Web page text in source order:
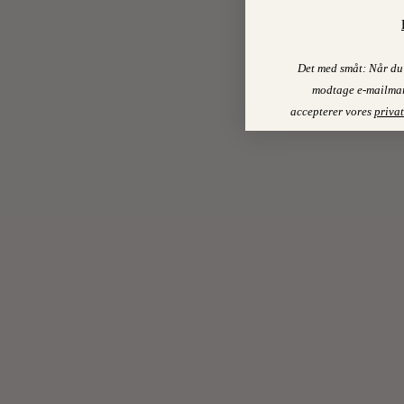
Det med småt: Når
modtage e-
accepterer vores